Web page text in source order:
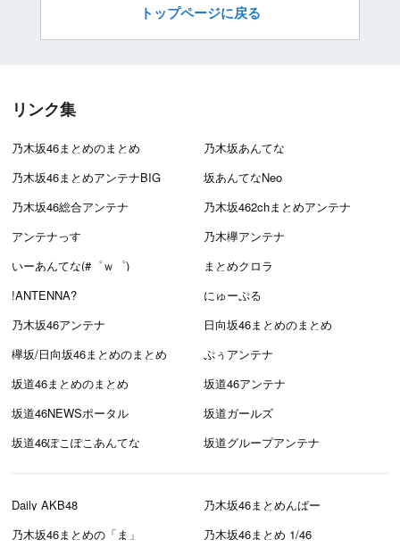
トップページに戻る
リンク集
乃木坂46まとめのまとめ
乃木坂あんてな
乃木坂46まとめアンテナBIG
坂あんてなNeo
乃木坂46総合アンテナ
乃木坂462chまとめアンテナ
アンテナっす
乃木欅アンテナ
いーあんてな(#゜ｗ゜)
まとめクロラ
!ANTENNA?
にゅーぷる
乃木坂46アンテナ
日向坂46まとめのまとめ
欅坂/日向坂46まとめのまとめ
ぷぅアンテナ
坂道46まとめのまとめ
坂道46アンテナ
坂道46NEWSポータル
坂道ガールズ
坂道46ぽこぽこあんてな
坂道グループアンテナ
Daily AKB48
乃木坂46まとめんばー
乃木坂46まとめの「ま」
乃木坂46まとめ 1/46